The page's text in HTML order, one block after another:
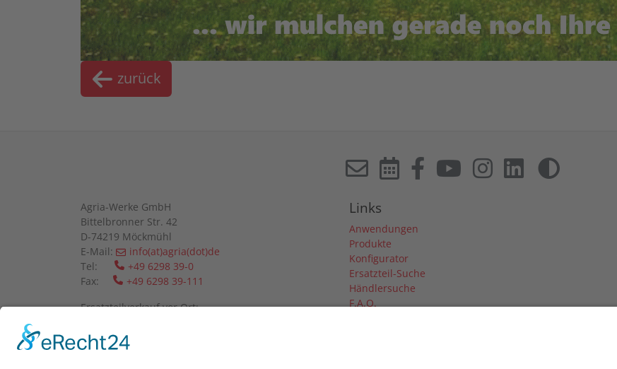
zurück
Agria-Werke GmbH
Bittelbronner Str. 42
D-74219 Möckmühl
E-Mail:
info(at)agria(dot)de
Tel:
+49 6298 39-0
Fax:
+49 6298 39-111
Ersatzteilverkauf vor Ort:
Wir bitten um telefonische Anmeldung.
Links
Anwendungen
Produkte
Konfigurator
Ersatzteil-Suche
Händlersuche
F.A.Q.